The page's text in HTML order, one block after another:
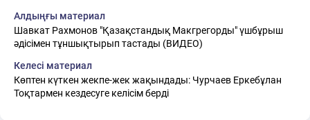
Алдыңғы материал
Шавкат Рахмонов "Қазақстандық Макгрегорды" үшбұрыш
әдісімен тұншықтырып тастады (ВИДЕО)
Келесі материал
Көптен күткен жекпе-жек жақындады: Чурчаев Еркебұлан
Тоқтармен кездесуге келісім берді